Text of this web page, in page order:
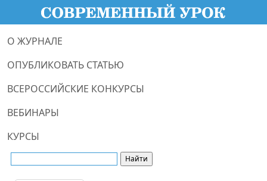
О ЖУРНАЛЕ
ОПУБЛИКОВАТЬ СТАТЬЮ
ВСЕРОССИЙСКИЕ КОНКУРСЫ
ВЕБИНАРЫ
КУРСЫ